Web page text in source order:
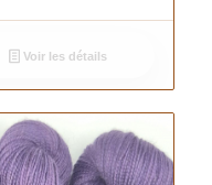
Voir les détails